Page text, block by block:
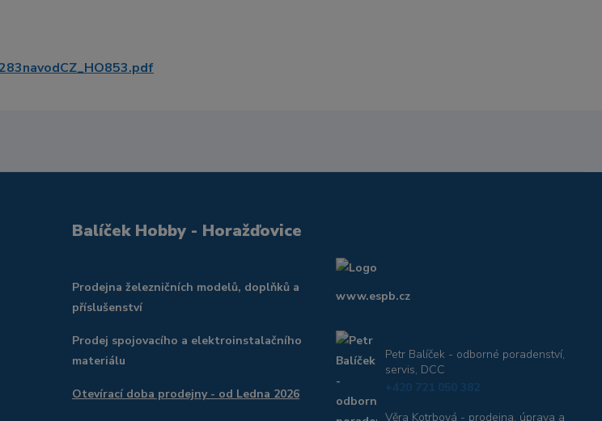
Balíček Hobby - Horažďovice
Prodejna železničních modelů, doplňků a
příslušenství
Prodej spojovacího a elektroinstalačního
materiálu
Otevírací doba prodejny - od Ledna 2026
www.espb.cz
Petr Balíček - odborné poradenství,
servis, DCC
+420 721 050 382
Věra Kotrbová - prodejna, úprava a